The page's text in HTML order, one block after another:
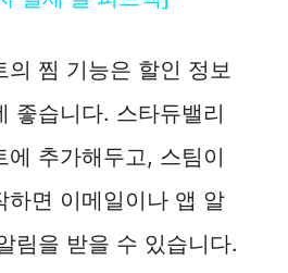
y
V
i
d
의 찜 기능은 할인 정보
좋습니다. 스타듀밸리
에 추가해두고, 스팀이
하면 이메일이나 앱 알
림을 받을 수 있습니다.